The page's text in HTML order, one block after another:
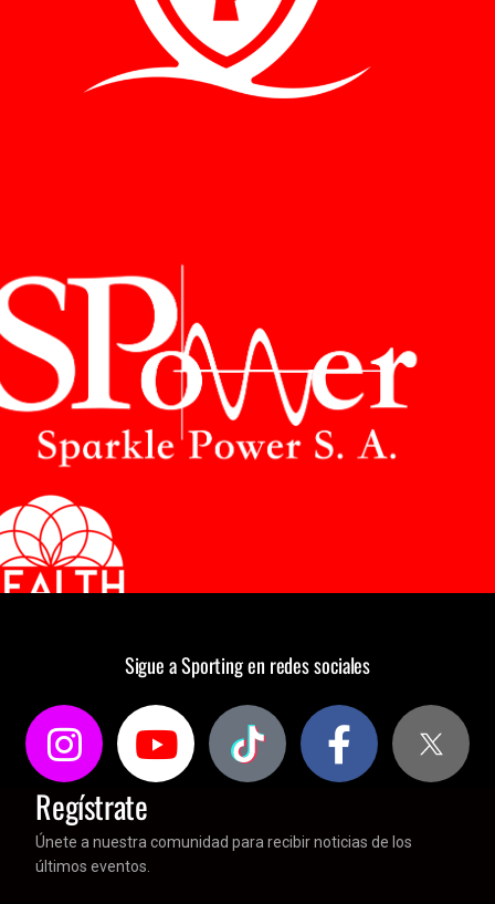
Sigue a Sporting en redes sociales
Regístrate
Únete a nuestra comunidad para recibir noticias de los
últimos eventos.